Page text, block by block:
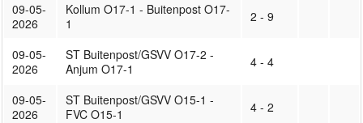
09-05-
2026
Kollum O17-1 - Buitenpost O17-
1
2 - 9
09-05-
2026
ST Buitenpost/GSVV O17-2 -
Anjum O17-1
4 - 4
09-05-
2026
ST Buitenpost/GSVV O15-1 -
FVC O15-1
4 - 2